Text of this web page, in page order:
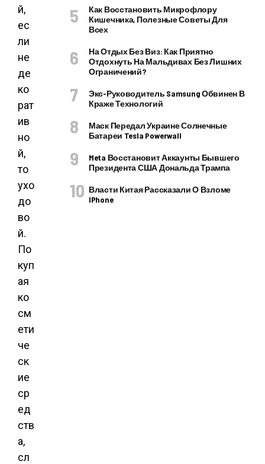
й,
ес
ли
не
де
ко
рат
ив
но
й,
то
ухо
до
во
й.
По
куп
ая
ко
см
ети
че
ск
ие
ср
ед
ств
а,
сл
Как Восстановить Микрофлору
Кишечника, Полезные Советы Для
Всех
На Отдых Без Виз: Как Приятно
Отдохнуть На Мальдивах Без Лишних
Ограничений?
Экс-Руководитель Samsung Обвинен В
Краже Технологий
Маск Передал Украине Солнечные
Батареи Tesla Powerwall
Meta Восстановит Аккаунты Бывшего
Президента США Дональда Трампа
Власти Китая Рассказали О Взломе
IPhone